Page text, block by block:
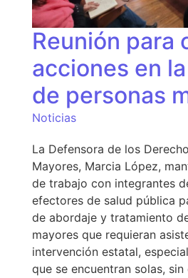
Reunión para
acciones en
de personas
Noticias
La Defensora de los
Mayores, Marcia López,
de trabajo con integrantes
efectores de salud pública
de abordaje y tratamiento
mayores que requieran
intervención estatal,
que se encuentran solas,